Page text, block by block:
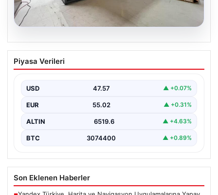
Bahçe Mutfakları ve Prestijli Yaşam
Alanları
sürdürmektedir. Özellikle lüks konutlarda bulunan
kullanıcılar, bahçe…
Piyasa Verileri
USD 47.57 ▲ +0.07%
EUR 55.02 ▲ +0.31%
ALTIN 6519.6 ▲ +4.63%
BTC 3074400 ▲ +0.89%
Son Eklenen Haberler